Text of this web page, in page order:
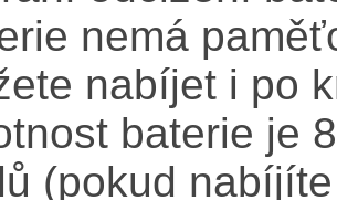
nemá
nabíjet i po
baterie je
(pokud